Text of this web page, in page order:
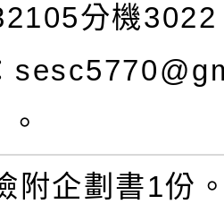
分機3022
附企劃書1份